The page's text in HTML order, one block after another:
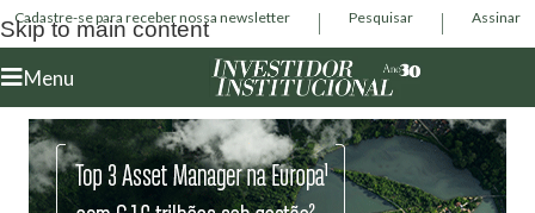
Skip to main content
Cadastre-se para receber nossa newsletter Pesquisar Assinar
Menu